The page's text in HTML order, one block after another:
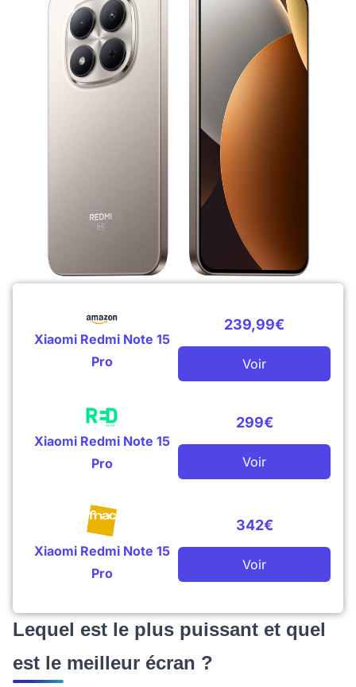
Xiaomi Redmi Note 15
Pro
239,99€
Voir
Xiaomi Redmi Note 15
Pro
299€
Voir
Xiaomi Redmi Note 15
Pro
342€
Voir
Lequel est le plus puissant et quel
est le meilleur écran ?